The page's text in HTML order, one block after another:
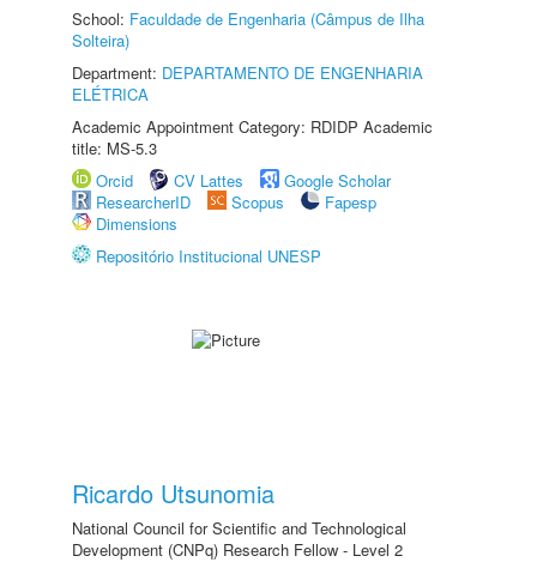
School: Faculdade de Engenharia (Câmpus de Ilha
Solteira)
Department: DEPARTAMENTO DE ENGENHARIA
ELÉTRICA
Academic Appointment Category: RDIDP Academic
title: MS-5.3
Orcid
CV Lattes
Google Scholar
ResearcherID
Scopus
Fapesp
Dimensions
Repositório Institucional UNESP
Ricardo Utsunomia
National Council for Scientific and Technological
Development (CNPq) Research Fellow - Level 2